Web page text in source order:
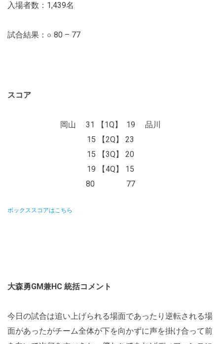
入場者数：1,439名
試合結果：○ 80 – 77
スコア
岡山 31 【1Q】 19 品川
15 【2Q】 23
15 【3Q】 20
19 【4Q】 15
80 77
ボックススコアはこちら
大森勇GM兼HC 統括コメント
今日の試合は追い上げられる場面であったり逆転される場
面があったがチーム全体が下を向かずに声を掛け合って前